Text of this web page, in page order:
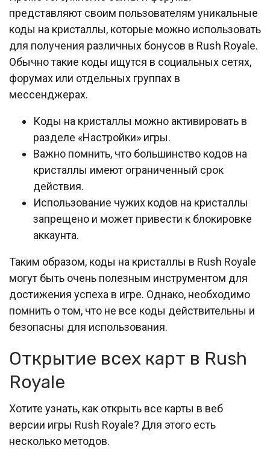
представляют своим пользователям уникальные
коды на кристаллы, которые можно использовать
для получения различных бонусов в Rush Royale.
Обычно такие коды ищутся в социальных сетях,
форумах или отдельных группах в
мессенджерах.
Коды на кристаллы можно активировать в
разделе «Настройки» игры.
Важно помнить, что большинство кодов на
кристаллы имеют ограниченный срок
действия.
Использование чужих кодов на кристаллы
запрещено и может привести к блокировке
аккаунта.
Таким образом, коды на кристаллы в Rush Royale
могут быть очень полезным инструментом для
достижения успеха в игре. Однако, необходимо
помнить о том, что не все коды действительны и
безопасны для использования.
Открытие всех карт в Rush
Royale
Хотите узнать, как открыть все карты в веб
версии игры Rush Royale? Для этого есть
несколько методов.